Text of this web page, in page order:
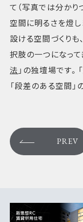
て（写真では分かり
空間に明るさを燈し
設ける空間づくりも
択肢の一つになって
法 」の独壇場です。
「段差のある空間」
PREV